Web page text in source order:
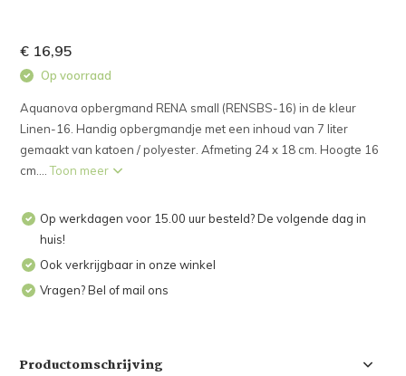
€ 16,95
Op voorraad
Aquanova opbergmand RENA small (RENSBS-16) in de kleur
Linen-16. Handig opbergmandje met een inhoud van 7 liter
gemaakt van katoen / polyester. Afmeting 24 x 18 cm. Hoogte 16
cm....Toon meer
Op werkdagen voor 15.00 uur besteld? De volgende dag in
huis!
Ook verkrijgbaar in onze winkel
Vragen? Bel of mail ons
Productomschrijving